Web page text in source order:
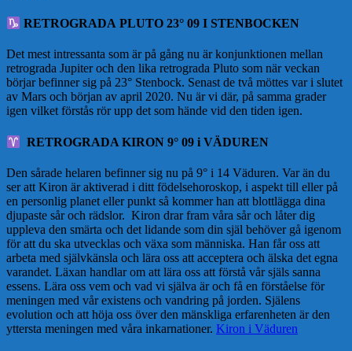
RETROGRADA PLUTO 23° 09 I STENBOCKEN
Det mest intressanta som är på gång nu är konjunktionen mellan
retrograda Jupiter och den lika retrograda Pluto som när veckan
börjar befinner sig på 23° Stenbock. Senast de två möttes var i slutet
av Mars och början av april 2020. Nu är vi där, på samma grader
igen vilket förstås rör upp det som hände vid den tiden igen.
RETROGRADA KIRON 9° 09 i VÄDUREN
Den sårade helaren befinner sig nu på 9° i 14 Väduren. Var än du
ser att Kiron är aktiverad i ditt födelsehoroskop, i aspekt till eller på
en personlig planet eller punkt så kommer han att blottlägga dina
djupaste sår och rädslor. Kiron drar fram våra sår och låter dig
uppleva den smärta och det lidande som din själ behöver gå igenom
för att du ska utvecklas och växa som människa. Han får oss att
arbeta med självkänsla och lära oss att acceptera och älska det egna
varandet. Läxan handlar om att lära oss att förstå vår själs sanna
essens. Lära oss vem och vad vi själva är och få en förståelse för
meningen med vår existens och vandring på jorden. Själens
evolution och att höja oss över den mänskliga erfarenheten är den
yttersta meningen med våra inkarnationer. Kiron i Väduren